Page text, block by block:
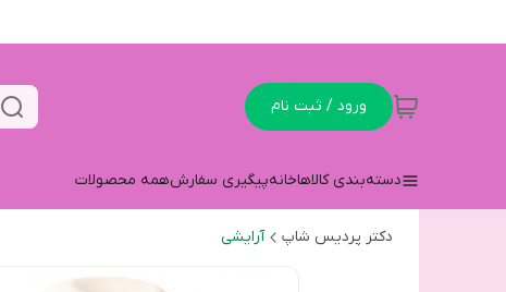
ورود / ثبت نام
دسته‌بندی کالاهاخانهپیگیری سفارشهمه محصولات
دکتر پردیس شاپ آرایشی